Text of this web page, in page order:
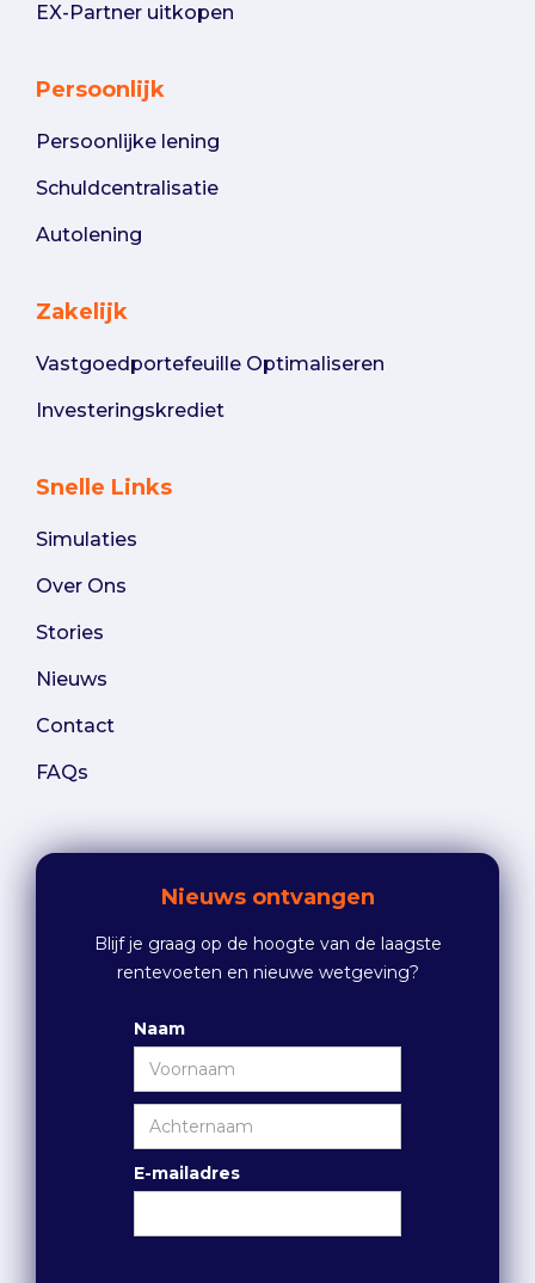
EX-Partner uitkopen
Persoonlijk
Persoonlijke lening
Schuldcentralisatie
Autolening
Zakelijk
Vastgoedportefeuille Optimaliseren
Investeringskrediet
Snelle Links
Simulaties
Over Ons
Stories
Nieuws
Contact
FAQs
Nieuws ontvangen
Blijf je graag op de hoogte van de laagste
rentevoeten en nieuwe wetgeving?
Naam
E-mailadres